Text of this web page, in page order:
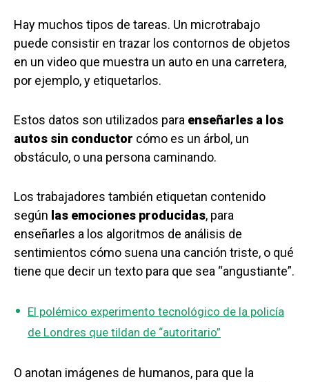
Hay muchos tipos de tareas. Un microtrabajo
puede consistir en trazar los contornos de objetos
en un video que muestra un auto en una carretera,
por ejemplo, y etiquetarlos.
Estos datos son utilizados para enseñarles a los
autos sin conductor cómo es un árbol, un
obstáculo, o una persona caminando.
Los trabajadores también etiquetan contenido
según las emociones producidas, para
enseñarles a los algoritmos de análisis de
sentimientos cómo suena una canción triste, o qué
tiene que decir un texto para que sea “angustiante”.
El polémico experimento tecnológico de la policía
de Londres que tildan de “autoritario”
O anotan imágenes de humanos, para que la